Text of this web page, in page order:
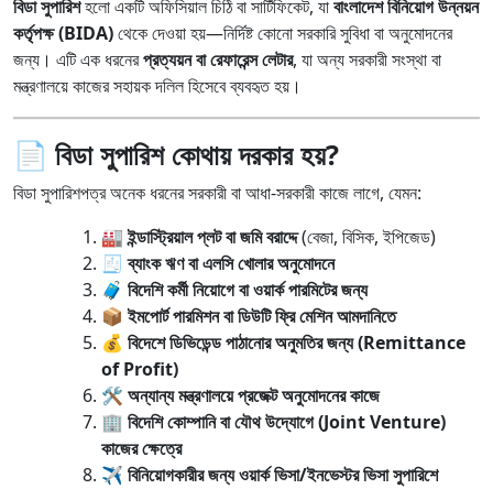
বিডা সুপারিশহলো একটি অফিসিয়াল চিঠি বা সার্টিফিকেট, যাবাংলাদেশ বিনিয়োগ উন্নয়ন
কর্তৃপক্ষ (BIDA)থেকে দেওয়া হয়—নির্দিষ্ট কোনো সরকারি সুবিধা বা অনুমোদনের
জন্য। এটি এক ধরনেরপ্রত্যয়ন বা রেফারেন্স লেটার, যা অন্য সরকারী সংস্থা বা
মন্ত্রণালয়ে কাজের সহায়ক দলিল হিসেবে ব্যবহৃত হয়।
📄 বিডা সুপারিশ কোথায় দরকার হয়?
বিডা সুপারিশপত্র অনেক ধরনের সরকারী বা আধা-সরকারী কাজে লাগে, যেমন:
🏭ইন্ডাস্ট্রিয়াল প্লট বা জমি বরাদ্দে(বেজা, বিসিক, ইপিজেড)
🧾ব্যাংক ঋণ বা এলসি খোলার অনুমোদনে
🧳 বিদেশি কর্মী নিয়োগে বা ওয়ার্ক পারমিটের জন্য
📦ইমপোর্ট পারমিশন বা ডিউটি ফ্রি মেশিন আমদানিতে
💰 বিদেশে ডিভিডেন্ড পাঠানোর অনুমতির জন্য (Remittance
of Profit)
🛠️ অন্যান্য মন্ত্রণালয়ে প্রজেক্ট অনুমোদনের কাজে
🏢 বিদেশি কোম্পানি বা যৌথ উদ্যোগে (Joint Venture)
কাজের ক্ষেত্রে
✈️ বিনিয়োগকারীর জন্য ওয়ার্ক ভিসা/ইনভেস্টর ভিসা সুপারিশে